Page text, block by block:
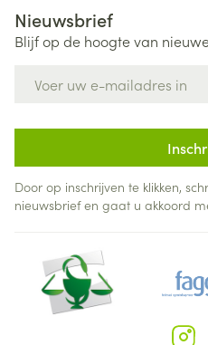
Nieuwsbrief
Blijf op de hoogte van
Door op inschrijven te klikken,
nieuwsbrief en gaat u akkoord